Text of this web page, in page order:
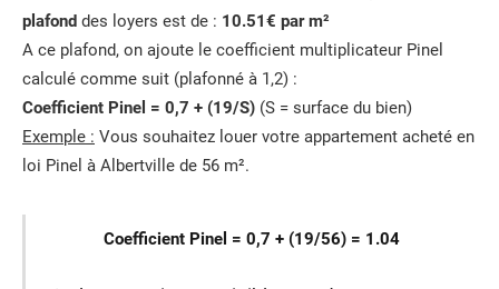
plafond des loyers est de : 10.51€ par m²
A ce plafond, on ajoute le coefficient multiplicateur Pinel
calculé comme suit (plafonné à 1,2) :
Coefficient Pinel = 0,7 + (19/S) (S = surface du bien)
Exemple : Vous souhaitez louer votre appartement acheté en
loi Pinel à Albertville de 56 m².
Coefficient Pinel = 0,7 + (19/56) = 1.04